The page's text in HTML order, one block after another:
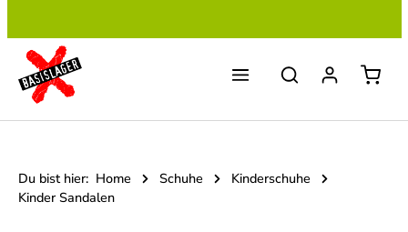
Du bist hier: Home Schuhe
Kinderschuhe
Kinder Sandalen